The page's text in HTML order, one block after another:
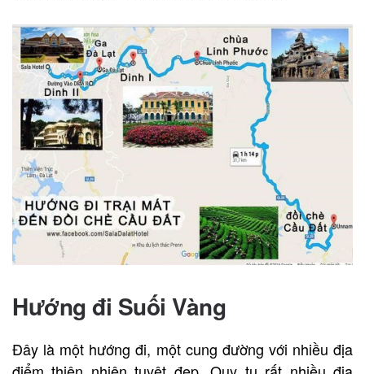
Hướng đi Suối Vàng
Đây là một hướng đi, một cung đường với nhiều địa